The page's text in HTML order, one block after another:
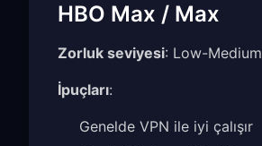
HBO Max / Max
Zorluk seviyesi: Low-Medium
İpuçları:
Genelde VPN ile iyi çalışır